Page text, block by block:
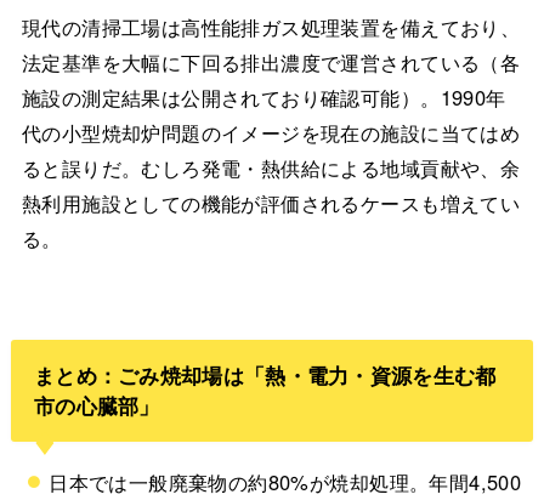
現代の清掃工場は高性能排ガス処理装置を備えており、
法定基準を大幅に下回る排出濃度で運営されている（各
施設の測定結果は公開されており確認可能）。1990年
代の小型焼却炉問題のイメージを現在の施設に当てはめ
ると誤りだ。むしろ発電・熱供給による地域貢献や、余
熱利用施設としての機能が評価されるケースも増えてい
る。
まとめ：ごみ焼却場は「熱・電力・資源を生む都
市の心臓部」
日本では一般廃棄物の約80%が焼却処理。年間4,500